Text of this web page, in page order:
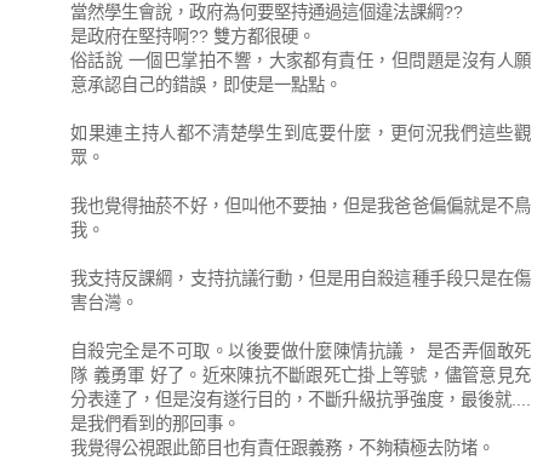
當然學生會說，政府為何要堅持通過這個違法課綱??
是政府在堅持啊?? 雙方都很硬。
俗話說 一個巴掌拍不響，大家都有責任，但問題是沒有人願
意承認自己的錯誤，即使是一點點。
如果連主持人都不清楚學生到底要什麼，更何況我們這些觀
眾。
我也覺得抽菸不好，但叫他不要抽，但是我爸爸偏偏就是不鳥
我。
我支持反課綱，支持抗議行動，但是用自殺這種手段只是在傷
害台灣。
自殺完全是不可取。以後要做什麼陳情抗議， 是否弄個敢死
隊 義勇軍 好了。近來陳抗不斷跟死亡掛上等號，儘管意見充
分表達了，但是沒有遂行目的，不斷升級抗爭強度，最後就....
是我們看到的那回事。
我覺得公視跟此節目也有責任跟義務，不夠積極去防堵。